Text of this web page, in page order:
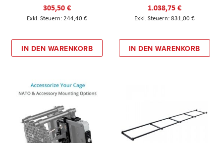
305,50 €
244,40 €
IN DEN WARENKORB
1.038,75 €
831,00 €
IN DEN WARENKORB